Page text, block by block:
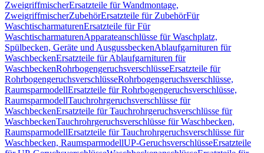
ZweigriffmischerErsatzteile für Wandmontage,
ZweigriffmischerZubehörErsatzteile für ZubehörFür
WaschtischarmaturenErsatzteile für Für
WaschtischarmaturenApparateanschlüsse für Waschplatz,
Spülbecken, Geräte und AusgussbeckenAblaufgarnituren für
WaschbeckenErsatzteile für Ablaufgarnituren für
WaschbeckenRohrbogengeruchsverschlüsseErsatzteile für
RohrbogengeruchsverschlüsseRohrbogengeruchsverschlüsse,
RaumsparmodellErsatzteile für Rohrbogengeruchsverschlüsse,
RaumsparmodellTauchrohrgeruchsverschlüsse für
WaschbeckenErsatzteile für Tauchrohrgeruchsverschlüsse für
WaschbeckenTauchrohrgeruchsverschlüsse für Waschbecken,
RaumsparmodellErsatzteile für Tauchrohrgeruchsverschlüsse für
Waschbecken, RaumsparmodellUP-GeruchsverschlüsseErsatzteile